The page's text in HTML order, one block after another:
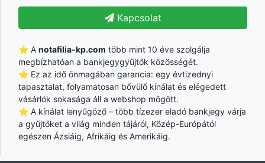
Kapcsolat
⭐ A notafilia-kp.com több mint 10 éve szolgálja
megbízhatóan a bankjegygyűjtők közösségét.
⭐ Ez az idő önmagában garancia: egy évtizednyi
tapasztalat, folyamatosan bővülő kínálat és elégedett
vásárlók sokasága áll a webshop mögött.
⭐ A kínálat lenyűgöző – több tízezer eladó bankjegy várja
a gyűjtőket a világ minden tájáról, Közép-Európától
egészen Ázsiáig, Afrikáig és Amerikáig.